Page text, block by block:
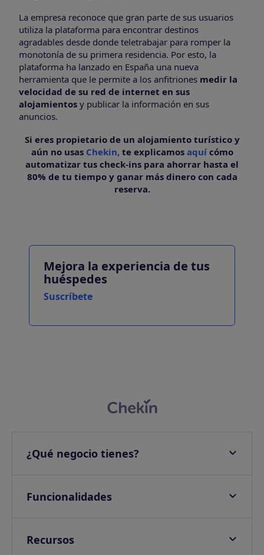
La empresa reconoce que gran parte de sus usuarios
utiliza la plataforma para encontrar destinos
agradables desde donde teletrabajar para romper la
monotonía de su primera residencia. Por esto, la
plataforma ha lanzado en España una nueva
herramienta que le permite a los anfitriones medir la
velocidad de su red de internet en sus
alojamientos y publicar la información en sus
anuncios.
Si eres propietario de un alojamiento turístico y
aún no usasChekin,te explicamos aquícómo
automatizar tus check-ins para ahorrar hasta el
80% de tu tiempo y ganar más dinero con cada
reserva.
Mejora la experiencia de tus
huéspedes
Suscríbete
¿Qué negocio tienes?
Hoteles
Funcionalidades
Check-in presencial
Recursos